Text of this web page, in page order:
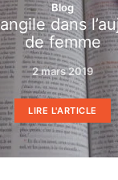
Blog
dans
de femme
2 mars 2019
LIRE L'ARTICLE